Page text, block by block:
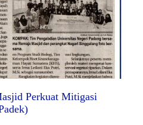
Perkuat Mitigasi